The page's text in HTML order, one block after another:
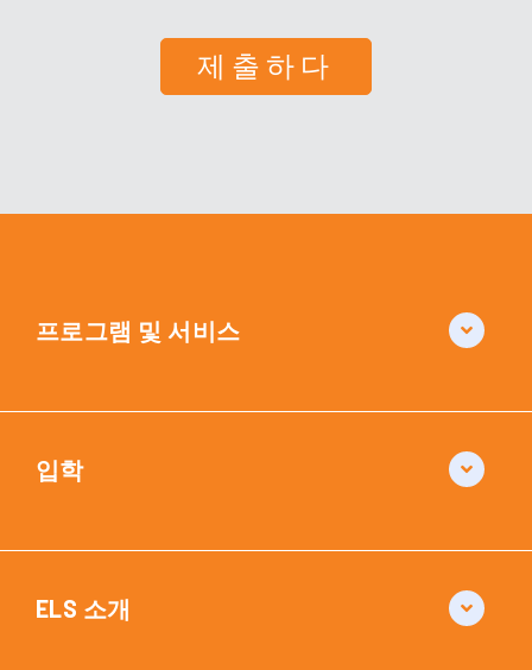
프로그램 및 서비스
입학
ELS 소개